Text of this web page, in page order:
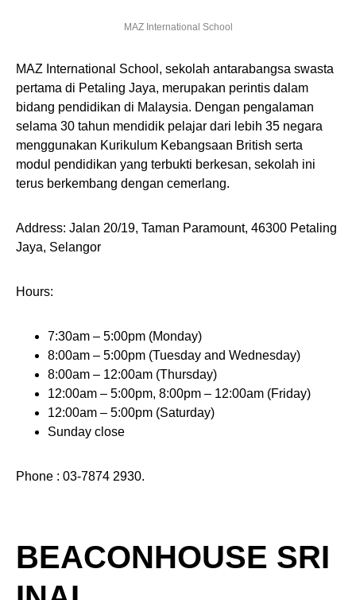
MAZ International School
MAZ International School, sekolah antarabangsa swasta
pertama di Petaling Jaya, merupakan perintis dalam
bidang pendidikan di Malaysia. Dengan pengalaman
selama 30 tahun mendidik pelajar dari lebih 35 negara
menggunakan Kurikulum Kebangsaan British serta
modul pendidikan yang terbukti berkesan, sekolah ini
terus berkembang dengan cemerlang.
Address: Jalan 20/19, Taman Paramount, 46300 Petaling
Jaya, Selangor
Hours:
7:30am – 5:00pm (Monday)
8:00am – 5:00pm (Tuesday and Wednesday)
8:00am – 12:00am (Thursday)
12:00am – 5:00pm, 8:00pm – 12:00am (Friday)
12:00am – 5:00pm (Saturday)
Sunday close
Phone : 03-7874 2930.
BEACONHOUSE SRI